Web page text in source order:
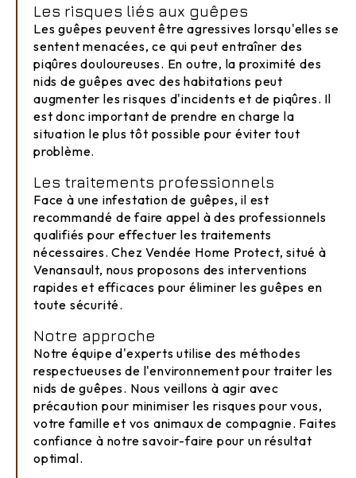
Les risques liés aux guêpes
Les guêpes peuvent être agressives lorsqu'elles se
sentent menacées, ce qui peut entraîner des
piqûres douloureuses. En outre, la proximité des
nids de guêpes avec des habitations peut
augmenter les risques d'incidents et de piqûres. Il
est donc important de prendre en charge la
situation le plus tôt possible pour éviter tout
problème.
Les traitements professionnels
Face à une infestation de guêpes, il est
recommandé de faire appel à des professionnels
qualifiés pour effectuer les traitements
nécessaires. Chez Vendée Home Protect, situé à
Venansault, nous proposons des interventions
rapides et efficaces pour éliminer les guêpes en
toute sécurité.
Notre approche
Notre équipe d'experts utilise des méthodes
respectueuses de l'environnement pour traiter les
nids de guêpes. Nous veillons à agir avec
précaution pour minimiser les risques pour vous,
votre famille et vos animaux de compagnie. Faites
confiance à notre savoir-faire pour un résultat
optimal.